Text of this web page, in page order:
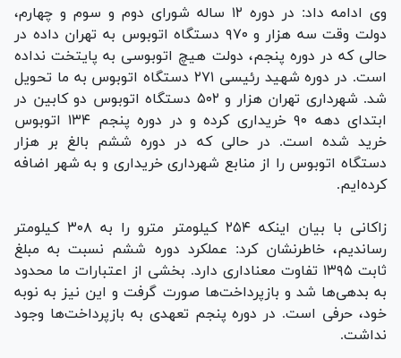
وی ادامه داد: در دوره ۱۲ ساله شورای دوم و سوم و چهارم،
دولت وقت سه هزار و ۹۷۰ دستگاه اتوبوس به تهران داده در
حالی که در دوره پنجم، دولت هیچ اتوبوسی به پایتخت نداده
است. در دوره شهید رئیسی ۲۷۱ دستگاه اتوبوس به ما تحویل
شد. شهرداری تهران هزار و ۵۰۲ دستگاه اتوبوس دو کابین در
ابتدای دهه ۹۰ خریداری کرده و در دوره پنجم ۱۳۴ اتوبوس
خرید شده است. در حالی که در دوره ششم بالغ بر هزار
دستگاه اتوبوس را از منابع شهرداری خریداری و به شهر اضافه
کرده‌ایم.
زاکانی با بیان اینکه ۲۵۴ کیلومتر مترو را به ۳۰۸ کیلومتر
رساندیم، خاطرنشان کرد: عملکرد دوره ششم نسبت به مبلغ
ثابت ۱۳۹۵ تفاوت معناداری دارد. بخشی از اعتبارات ما محدود
به بدهی‌ها شد و بازپرداخت‌ها صورت گرفت و این نیز به نوبه
خود، حرفی است. در دوره پنجم تعهدی به بازپرداخت‌ها وجود
نداشت.